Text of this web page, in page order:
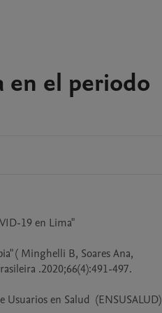
en el periodo
19 en Lima"
( Minghelli B, Soares Ana,
.2020;66(4):491-497.
en Salud  (ENSUSALUD)